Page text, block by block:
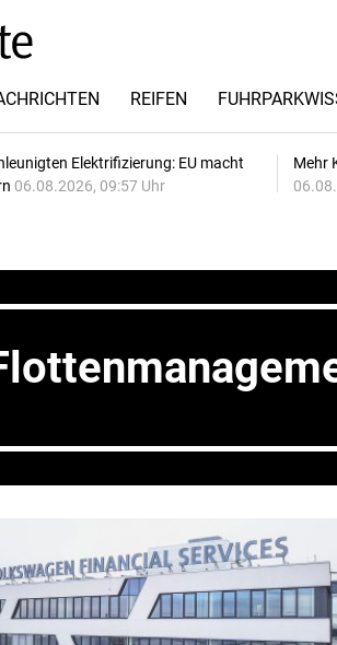
REIFEN
Elektrifizierung: EU macht
06.08.2026, 09:57 Uhr
Mehr